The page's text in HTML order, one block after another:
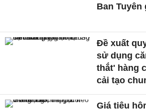
Ban
Đề xuất
sử dụng
thắt' hàng
cải tạo
Giá tiêu